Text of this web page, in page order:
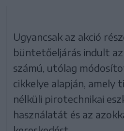
Ugyancsak az akció
büntetőeljárás indult az
számú, utólag
cikkelye alapján, amely
nélküli pirotechnikai
használatát és az